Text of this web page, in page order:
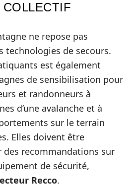
ne repose pas
technologies de secours.
est également
de sensibilisation pour
et randonneurs à
d’une avalanche et à
sur le terrain
Elles doivent être
des recommandations sur
de sécurité,
Recco.